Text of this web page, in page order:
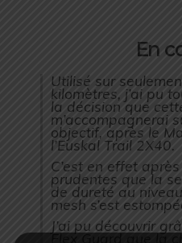
En
Utilisé sur
kilomètres, j’ai pu
la décision que
m’accompagnerai
objectif, après le
l’Euskal Trail 2X40.
C’est en effet
prudentes que la
de dureté au
mesh s’est
J’ai pu découvrir
Flex Guard que la